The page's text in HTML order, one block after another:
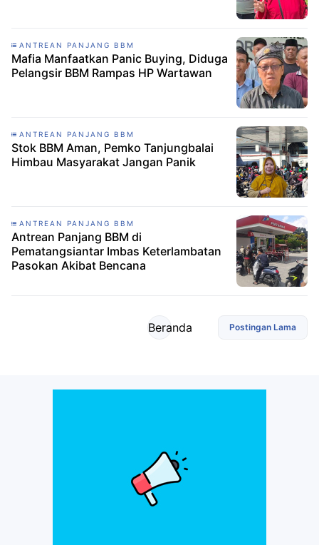
ANTREAN PANJANG BBM
Mafia Manfaatkan Panic Buying, Diduga
Pelangsir BBM Rampas HP Wartawan
ANTREAN PANJANG BBM
Stok BBM Aman, Pemko Tanjungbalai
Himbau Masyarakat Jangan Panik
ANTREAN PANJANG BBM
Antrean Panjang BBM di
Pematangsiantar Imbas Keterlambatan
Pasokan Akibat Bencana
Postingan Lama
Beranda